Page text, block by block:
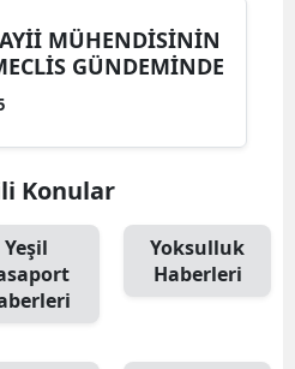
MÜHENDİSİNİN
GÜNDEMİNDE
Konular
Yeşil
Yoksulluk
Haberleri